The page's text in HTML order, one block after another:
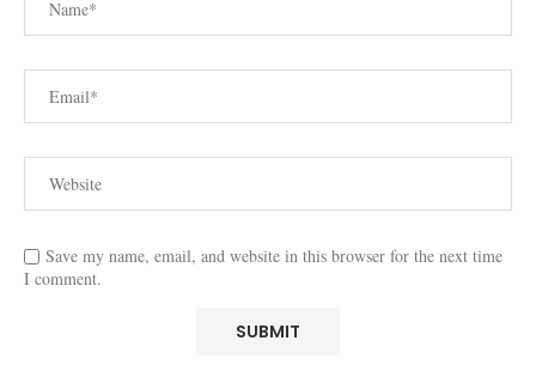
Save my name, email, and website in this browser for the next time
I comment.